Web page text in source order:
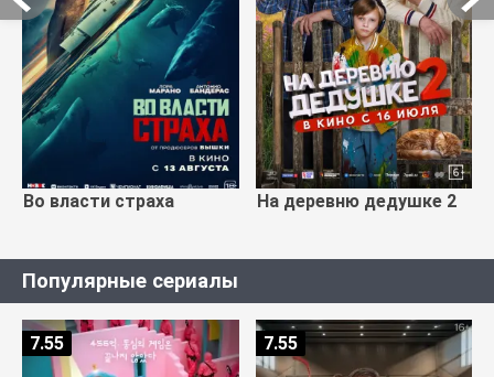
Во власти страха На деревню дедушке 2
Популярные сериалы
7.55 7.55